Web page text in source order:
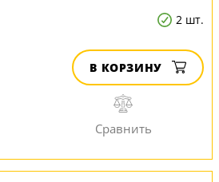
2 шт.
В КОРЗИНУ